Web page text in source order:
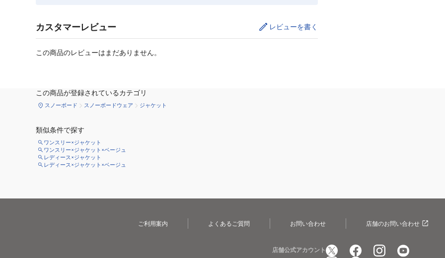
カスタマーレビュー レビューを書く
この商品のレビューはまだありません。
この商品が登録されているカテゴリ
スノーボード スノーボードウェア ジャケット
類似条件で探す
ワンスリー×ジャケット
ワンスリー×ジャケット×ベージュ
レディース×ジャケット
レディース×ジャケット×ベージュ
ご利用案内 よくあるご質問 お問い合わせ 店舗のお問い合わせ
店舗公式アカウント